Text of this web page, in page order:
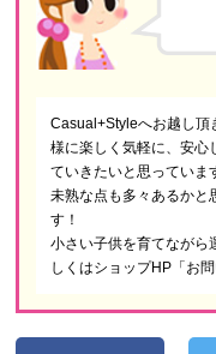
Casual+Styleへお越し頂
様に楽しく気軽に、安心
ていきたいと思っていま
未熟な点も多々あるかと
す！
小さい子供を育てながら
しくはショップHP「お